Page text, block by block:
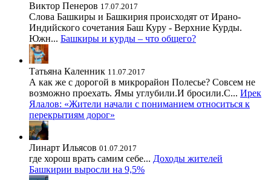
Виктор Пенеров 17.07.2017
Слова Башкиры и Башкирия происходят от Ирано-
Индийского сочетания Баш Куру - Верхние Курды.
Южн... Башкиры и курды – что общего?
Татьяна Каленник 11.07.2017
А как же с дорогой в микрорайон Полесье? Совсем не
возможно проехать. Ямы углубили.И бросили.С... Ирек
Ялалов: «Жители начали с пониманием относиться к
перекрытиям дорог»
Линарт Ильясов 01.07.2017
где хорош врать самим себе... Доходы жителей
Башкирии выросли на 9,5%